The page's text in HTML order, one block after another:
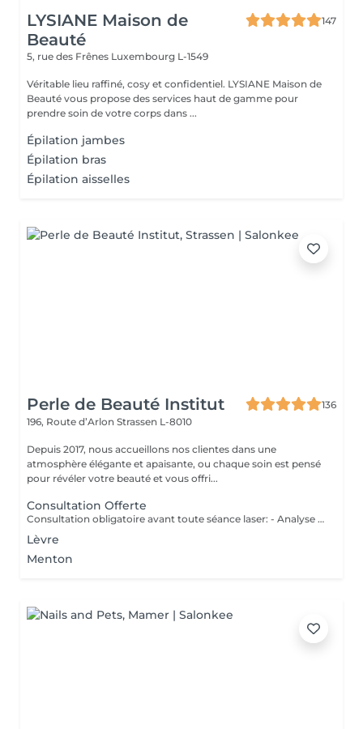
LYSIANE Maison de
Beauté
147
5, rue des Frênes Luxembourg L-1549
Véritable lieu raffiné, cosy et confidentiel. LYSIANE Maison de
Beauté vous propose des services haut de gamme pour
prendre soin de votre corps dans ...
Épilation jambes
Épilation bras
Épilation aisselles
Perle de Beauté Institut
136
196, Route d’Arlon Strassen L-8010
Depuis 2017, nous accueillons nos clientes dans une
atmosphère élégante et apaisante, ou chaque soin est pensé
pour révéler votre beauté et vous offri...
Consultation Offerte
Consultation obligatoire avant toute séance laser: - Analyse personnalisée de votre peau et pilosité - Vérification des contre-indications - Plan de séances adapté à votre corps - Technologie sure et efficace
Lèvre
Menton